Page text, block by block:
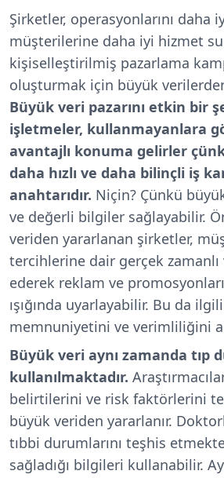
Şirketler, operasyonlarını daha
müşterilerine daha iyi hizmet
kişiselleştirilmiş pazarlama
oluşturmak için büyük
Büyük veri pazarını etkin bir
işletmeler, kullanmayanlara
avantajlı konuma gelirler
daha hızlı ve daha bilinçli iş
anahtarıdır. Niçin? Çünkü
ve değerli bilgiler sağlayabilir.
veriden yararlanan şirketler,
tercihlerine dair gerçek
ederek reklam ve
ışığında uyarlayabilir. Bu da
memnuniyetini ve verimliliğini
Büyük veri aynı zamanda tıp
kullanılmaktadır.
belirtilerini ve risk faktörlerini
büyük veriden yararlanır.
tıbbi durumlarını teşhis
sağladığı bilgileri kullanabilir.